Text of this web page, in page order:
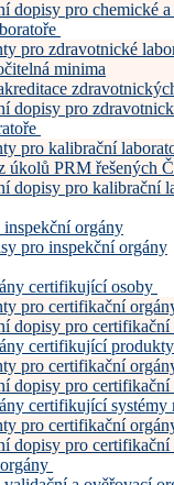
dopisy pro chemické
pro zdravotnické
minima
dopisy pro
pro kalibrační
úkolů PRM řešených
dopisy pro kalibrační
orgány
pro inspekční orgány
certifikující osoby
pro certifikační
dopisy pro
certifikující produkty
pro certifikační
dopisy pro
certifikující systémy
pro certifikační
dopisy pro